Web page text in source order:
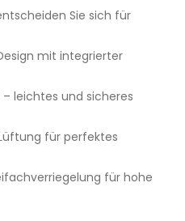
Sie sich für
mit integrierter
leichtes und sicheres
für perfektes
für hohe